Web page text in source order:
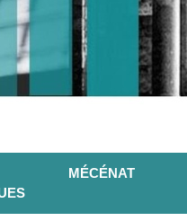
MÉCÉNAT